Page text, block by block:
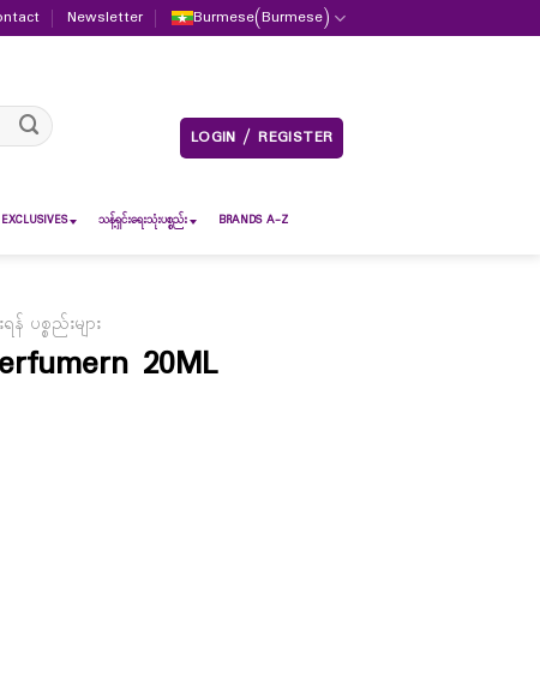
Newsletter Burmese(Burmese)
LOGIN / REGISTER
သန့်ရှင်းရေးသုံးပစ္စည်း BRANDS A-Z
ပစ္စည်းများ
20ML